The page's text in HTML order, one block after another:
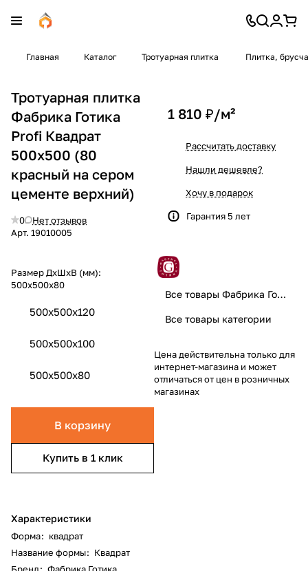
Главная Каталог Тротуарная плитка Плитка,
Тротуарная плитка
Фабрика Готика
Profi Квадрат
500x500 (80
красный на сером
цементе верхний)
0
Нет отзывов
Арт. 19010005
Размер ДхШхВ (мм):
500x500x80
500x500x120
500x500x100
500x500x80
В корзину
Купить в 1 клик
Характеристики
Форма: квадрат
Название формы: Квадрат
1 810 ₽/м²
Рассчитать доставку
Нашли дешевле?
Хочу в подарок
Гарантия 5 лет
Все товары Фабрика Готика
Все товары категории
Цена действительна только для
интернет-магазина и может
отличаться от цен в розничных
магазинах